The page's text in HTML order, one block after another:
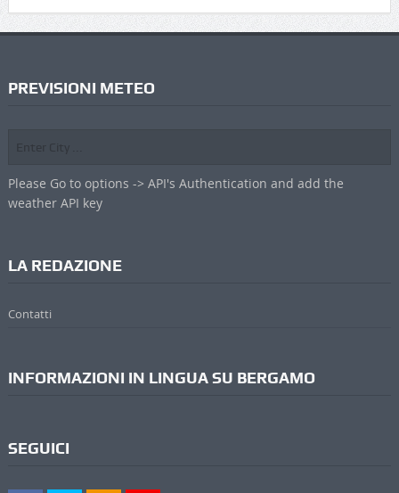
PREVISIONI METEO
Please Go to options -> API's Authentication and add the
weather API key
LA REDAZIONE
Contatti
INFORMAZIONI IN LINGUA SU BERGAMO
SEGUICI